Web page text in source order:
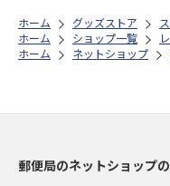
ホーム グッズストア
ホーム
ショップ一覧
ホーム
ネットショップ
郵便局のネットショップ